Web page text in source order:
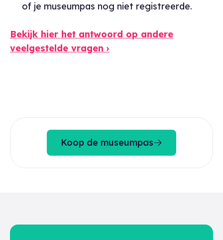
of je museumpas nog niet registreerde.
Bekijk hier het antwoord op andere
veelgestelde vragen ›
Koop de museumpas